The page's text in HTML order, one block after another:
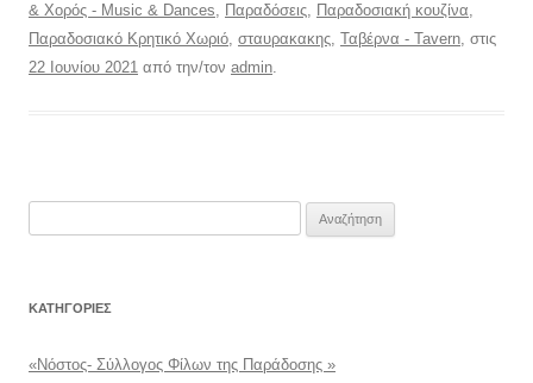
& Χορός - Music & Dances, Παραδόσεις, Παραδοσιακή κουζίνα,
Παραδοσιακό Κρητικό Χωριό, σταυρακακης, Ταβέρνα - Tavern, στις
22 Ιουνίου 2021 από την/τον admin.
KΑΤΗΓΟΡΊΕΣ
«Νόστος- Σύλλογος Φίλων της Παράδοσης »